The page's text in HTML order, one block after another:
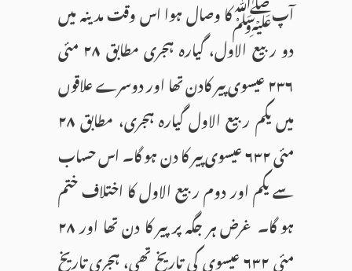
آپﷺکا وصال ہوا اس وقت مدینہ میں
دو ربیع الاول، گیارہ ہجری مطابق ۲۸ مئی
۲۳۶ عیسوی پیر کادن تھا اور دوسرے علاقوں
میں یکم ربیع الاول گیارہ ہجری، مطابق ۲۸
مئی ۶۳۲ عیسوی پیر کا دن ہو گا۔ اس حساب
سے یکم اور دوم ربیع الاول کا اختلاف ختم
ہو گا۔ غرض ہر جگہ پرپیر کا دن تھا اور ۲۸
مئی ۶۳۲ عیسوی کی تاریخ تھی، ہجری تاریخ